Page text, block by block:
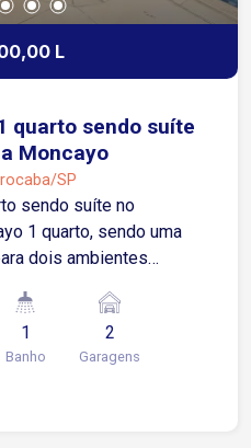
L
quarto sendo suíte
Moncayo
SP
sendo suíte no
uma
dois ambientes
bairro com
e fácil acesso às
1
Banho
2
Garagens